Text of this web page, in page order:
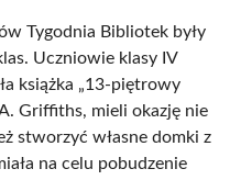
Tygodnia Bibliotek były
Uczniowie klasy IV
książka „13-piętrowy
Griffiths, mieli okazję nie
stworzyć własne domki z
na celu pobudzenie